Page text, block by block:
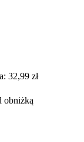
32,99 zł
obniżką